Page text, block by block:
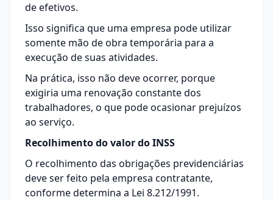
de efetivos.
Isso significa que uma empresa pode utilizar
somente mão de obra temporária para a
execução de suas atividades.
Na prática, isso não deve ocorrer, porque
exigiria uma renovação constante dos
trabalhadores, o que pode ocasionar prejuízos
ao serviço.
Recolhimento do valor do INSS
O recolhimento das obrigações previdenciárias
deve ser feito pela empresa contratante,
conforme determina a Lei 8.212/1991.